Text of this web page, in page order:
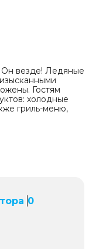
Он везде! Ледяные
Гостям
холодные
гриль-меню,
0